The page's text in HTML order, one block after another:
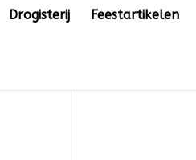
Drogisterij Feestartikelen